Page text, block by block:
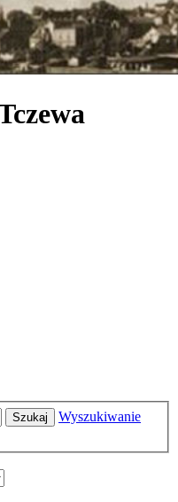
Szukaj
Wyszukiwanie